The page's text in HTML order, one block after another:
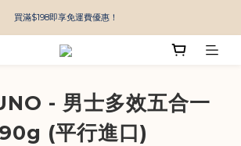
買滿$198即享免運費優惠！
- 男士多效五合一
(平行進口)